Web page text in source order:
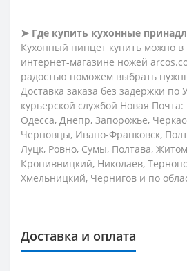
➤ Где купить кухонные
Кухонный пинцет купить можно
интернет-магазине ножей
радостью поможем выбрать
Доставка заказа без задержки по
курьерской службой Новая Почта:
Одесса, Днепр, Запорожье,
Черновцы, Ивано-Франковск,
Луцк, Ровно, Сумы, Полтава,
Кропивницкий, Николаев,
Хмельницкий, Чернигов и по
Доставка и оплата